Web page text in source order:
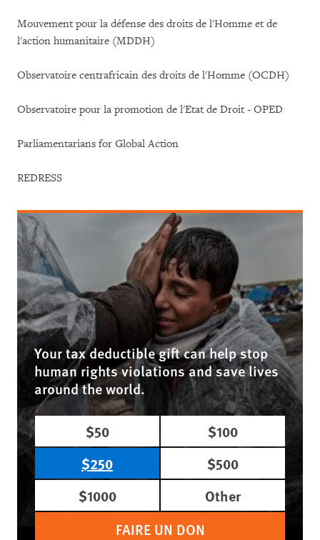
Mouvement pour la défense des droits de l'Homme et de
l'action humanitaire (MDDH)
Observatoire centrafricain des droits de l'Homme (OCDH)
Observatoire pour la promotion de l'Etat de Droit - OPED
Parliamentarians for Global Action
REDRESS
Your tax deductible gift can help stop
human rights violations and save lives
around the world.
$50
$100
$250
$500
$1000
Other
FAIRE UN DON